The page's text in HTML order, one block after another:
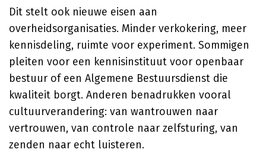
Dit stelt ook nieuwe eisen aan
overheidsorganisaties. Minder verkokering, meer
kennisdeling, ruimte voor experiment. Sommigen
pleiten voor een kennisinstituut voor openbaar
bestuur of een Algemene Bestuursdienst die
kwaliteit borgt. Anderen benadrukken vooral
cultuurverandering: van wantrouwen naar
vertrouwen, van controle naar zelfsturing, van
zenden naar echt luisteren.